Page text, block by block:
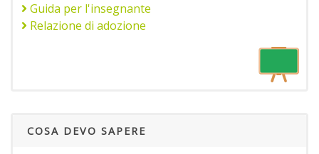
Guida per l'insegnante
Relazione di adozione
COSA DEVO SAPERE